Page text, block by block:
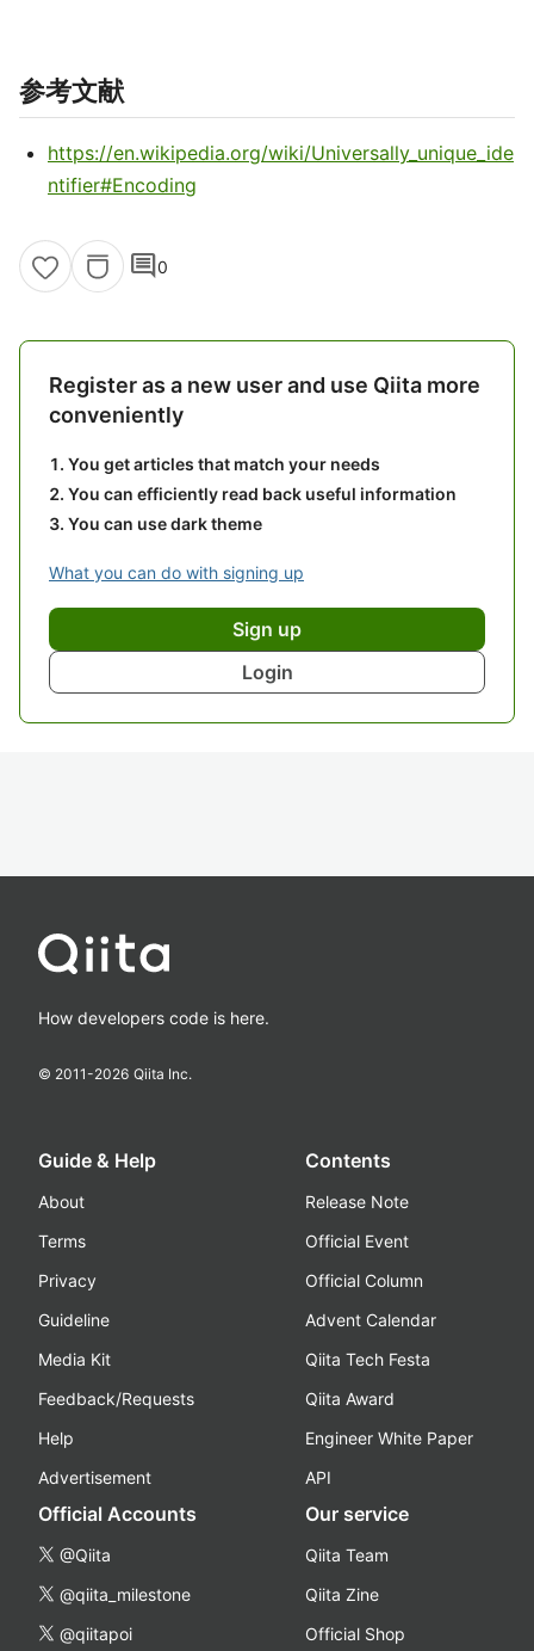
参考文献
https://en.wikipedia.org/wiki/Universally_unique_ide
ntifier#Encoding
comment0
Register as a new user and use Qiita more
conveniently
You get articles that match your needs
You can efficiently read back useful information
You can use dark theme
What you can do with signing up
Sign up
Login
How developers code is here.
© 2011-2026 Qiita Inc.
Guide & Help
About
Terms
Privacy
Guideline
Media Kit
Feedback/Requests
Help
Advertisement
Contents
Release Note
Official Event
Official Column
Advent Calendar
Qiita Tech Festa
Qiita Award
Engineer White Paper
API
Official Accounts
@Qiita
@qiita_milestone
@qiitapoi
Our service
Qiita Team
Qiita Zine
Official Shop